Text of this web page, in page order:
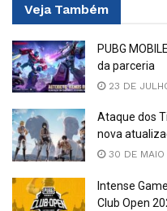
Veja Também
PUBG
da parceria
23 DE
Ataque dos
nova
30 DE MAIO
Intense
Club Open